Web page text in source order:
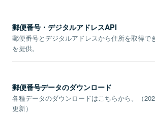
郵便番号・デジタルアドレスAPI
郵便番号とデジタルアドレスから住所を取得で
を提供。
郵便番号データのダウンロード
各種データのダウンロードはこちらから。（
更新）